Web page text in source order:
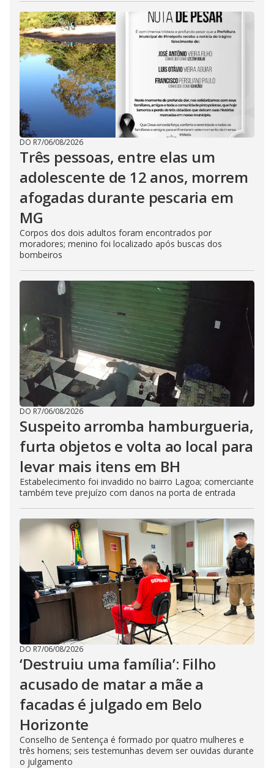
DO R7/06/08/2026
Três pessoas, entre elas um
adolescente de 12 anos, morrem
afogadas durante pescaria em
MG
Corpos dos dois adultos foram encontrados por
moradores; menino foi localizado após buscas dos
bombeiros
DO R7/06/08/2026
Suspeito arromba hamburgueria,
furta objetos e volta ao local para
levar mais itens em BH
Estabelecimento foi invadido no bairro Lagoa; comerciante
também teve prejuízo com danos na porta de entrada
DO R7/06/08/2026
‘Destruiu uma família’: Filho
acusado de matar a mãe a
facadas é julgado em Belo
Horizonte
Conselho de Sentença é formado por quatro mulheres e
três homens; seis testemunhas devem ser ouvidas durante
o julgamento